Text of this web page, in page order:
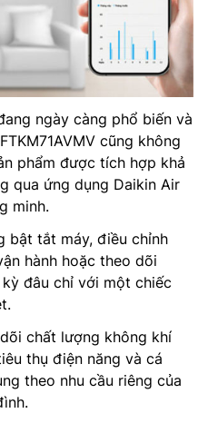
ngày càng phổ biến và
cũng không
phẩm được tích hợp khả
qua ứng dụng Daikin Air
minh.
bật tắt máy, điều chỉnh
hành hoặc theo dõi
đâu chỉ với một chiếc
chất lượng không khí
thụ điện năng và cá
theo nhu cầu riêng của